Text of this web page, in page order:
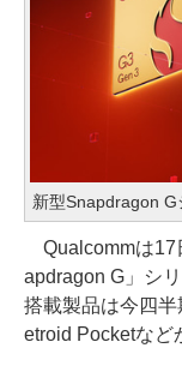
新型Snapdragon G
Qualcommは17
apdragon G」シ
搭載製品は今四
etroid Pocketなど